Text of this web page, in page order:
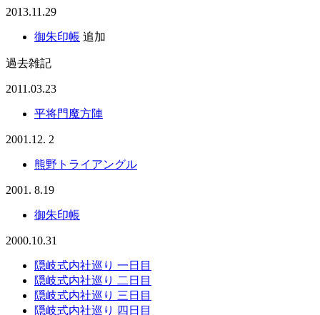
2013.11.29
御朱印帳 追加
過去雑記
2011.03.23
平将門魔方陣
2001.12. 2
熊野トライアングル
2001. 8.19
御朱印帳
2000.10.31
隠岐式内社巡り 一日目
隠岐式内社巡り 二日目
隠岐式内社巡り 三日目
隠岐式内社巡り 四日目